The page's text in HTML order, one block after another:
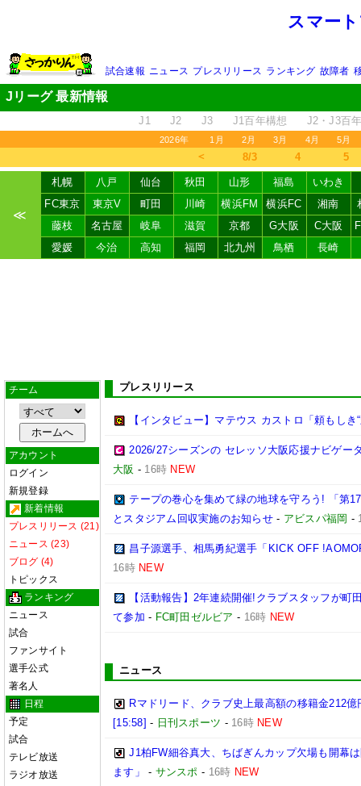
スマー
試合速報 ニュース プレスリリース ランキング 故障者
Jリーグ 最新情報
J1 J2 J3 J1百年構想 J2・J3百
2026年 1月 2月 3月 4月 5月
＜ 8/3 4 5
≪
札幌 八戸 仙台 秋田 山形 福島
いわき
FC東京
東京V 町田 川崎 横浜FM 横浜FC 湘南
藤枝
名古屋 岐阜 滋賀 京都 G大阪 C大阪
愛媛
今治 高知 福岡 北九州 鳥栖 長崎
チーム
アカウント
ログイン
新規登録
新着情報
プレスリリース (21)
ニュース (23)
ブログ (4)
トピックス
ランキング
ニュース
試合
ファンサイト
選手公式
著名人
日程
予定
試合
テレビ放送
ラジオ放送
プレスリリース
【インタビュー】マテウス カストロ「頼もしき
2026/27シーズンの セレッソ大阪応援ナビゲー
大阪 - 16時 NEW
テープの巻心を集めて緑の地球を守ろう! 「第
とスタジアム回収実施のお知らせ - アビスパ福岡 -
昌子源選手、相馬勇紀選手「KICK OFF
16時 NEW
【活動報告】2年連続開催!クラブスタッフが
て参加 - FC町田ゼルビア - 16時 NEW
ニュース
Rマドリード、クラブ史上最高額の移籍金212
[15:58] - 日刊スポーツ - 16時 NEW
J1柏FW細谷真大、ちばぎんカップ欠場も開幕
ます」
- サンスポ - 16時 NEW